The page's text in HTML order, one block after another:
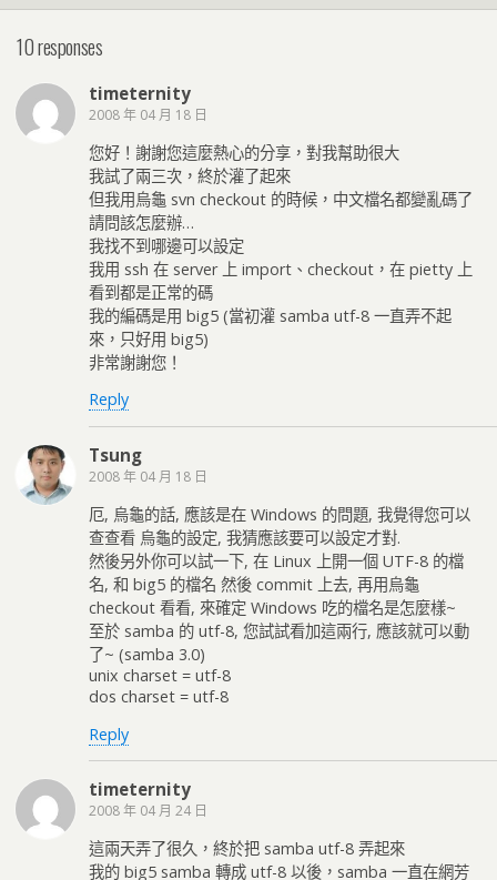
10 responses
timeternity
2008 年 04 月 18 日
您好！謝謝您這麼熱心的分享，對我幫助很大
我試了兩三次，終於灌了起來
但我用烏龜 svn checkout 的時候，中文檔名都變亂碼了
請問該怎麼辦…
我找不到哪邊可以設定
我用 ssh 在 server 上 import、checkout，在 pietty 上
看到都是正常的碼
我的編碼是用 big5 (當初灌 samba utf-8 一直弄不起
來，只好用 big5)
非常謝謝您！
Reply
Tsung
2008 年 04 月 18 日
厄, 烏龜的話, 應該是在 Windows 的問題, 我覺得您可以
查查看 烏龜的設定, 我猜應該要可以設定才對.
然後另外你可以試一下, 在 Linux 上開一個 UTF-8 的檔
名, 和 big5 的檔名 然後 commit 上去, 再用烏龜
checkout 看看, 來確定 Windows 吃的檔名是怎麼樣~
至於 samba 的 utf-8, 您試試看加這兩行, 應該就可以動
了~ (samba 3.0)
unix charset = utf-8
dos charset = utf-8
Reply
timeternity
2008 年 04 月 24 日
這兩天弄了很久，終於把 samba utf-8 弄起來
我的 big5 samba 轉成 utf-8 以後，samba 一直在網芳